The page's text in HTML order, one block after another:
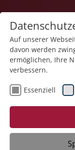
27.03.2026
Ihre
wert
Auf unserer
davon werden
ermöglichen, Ihre
verbessern.
Essenziell